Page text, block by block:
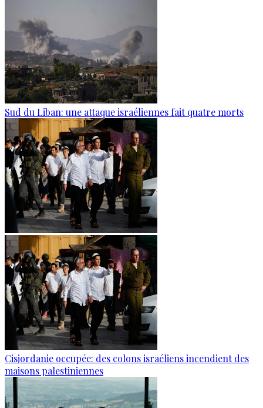
Sud du Liban: une attaque israéliennes fait quatre morts
Cisjordanie occupée: des colons israéliens incendient des
maisons palestiniennes